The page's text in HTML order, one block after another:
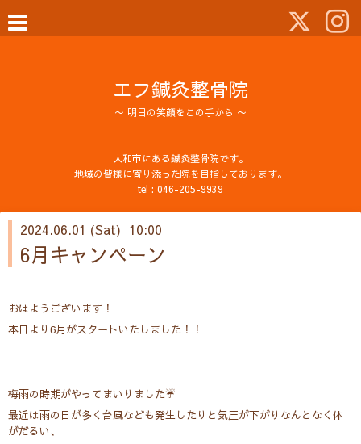
エフ鍼灸整骨院
〜 明日の笑顔をこの手から 〜
大和市にある鍼灸整骨院です。
地域の皆様に寄り添った院を目指しております。
tel : 046-205-9939
2024.06.01 (Sat) 10:00
6月キャンペーン
おはようございます！
本日より6月がスタートいたしました！！
梅雨の時期がやってまいりました☔
最近は雨の日が多く台風なども発生したりと気圧が下がりなんとなく体
がだるい、